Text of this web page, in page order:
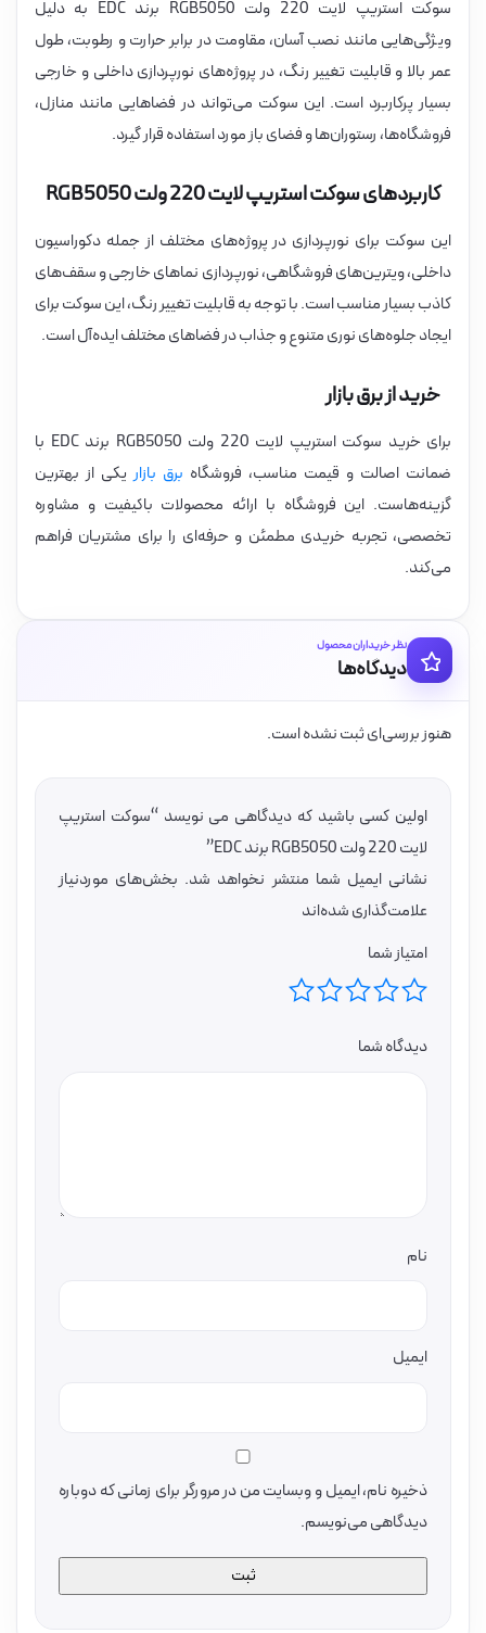
سوکت استریپ لایت 220 ولت RGB5050 برند EDC به دلیل
ویژگی‌هایی مانند نصب آسان، مقاومت در برابر حرارت و رطوبت، طول
عمر بالا و قابلیت تغییر رنگ، در پروژه‌های نورپردازی داخلی و خارجی
بسیار پرکاربرد است. این سوکت می‌تواند در فضاهایی مانند منازل،
فروشگاه‌ها، رستوران‌ها و فضای باز مورد استفاده قرار گیرد.
کاربردهای سوکت استریپ لایت 220 ولت RGB5050
این سوکت برای نورپردازی در پروژه‌های مختلف از جمله دکوراسیون
داخلی، ویترین‌های فروشگاهی، نورپردازی نماهای خارجی و سقف‌های
کاذب بسیار مناسب است. با توجه به قابلیت تغییر رنگ، این سوکت برای
ایجاد جلوه‌های نوری متنوع و جذاب در فضاهای مختلف ایده‌آل است.
خرید از برق بازار
برای خرید سوکت استریپ لایت 220 ولت RGB5050 برند EDC با
ضمانت اصالت و قیمت مناسب، فروشگاه برق بازاریکی از بهترین
گزینه‌هاست. این فروشگاه با ارائه محصولات باکیفیت و مشاوره
تخصصی، تجربه خریدی مطمئن و حرفه‌ای را برای مشتریان فراهم
می‌کند.
نظر خریداران محصول
دیدگاه‌ها
هنوز بررسی‌ای ثبت نشده است.
اولین کسی باشید که دیدگاهی می نویسد “سوکت استریپ
لایت 220 ولت RGB5050 برند EDC”
نشانی ایمیل شما منتشر نخواهد شد. بخش‌های موردنیاز
علامت‌گذاری شده‌اند
امتیاز شما
دیدگاه شما
نام
ایمیل
ذخیره نام، ایمیل و وبسایت من در مرورگر برای زمانی که دوباره
دیدگاهی می‌نویسم.